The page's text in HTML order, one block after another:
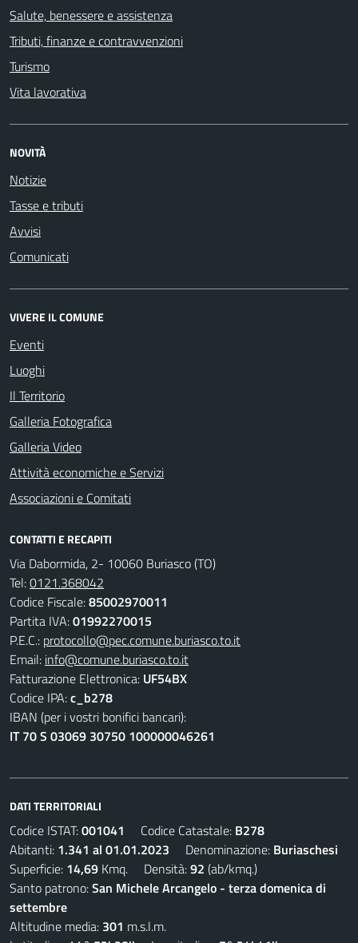
Salute, benessere e assistenza
Tributi, finanze e contravvenzioni
Turismo
Vita lavorativa
NOVITÀ
Notizie
Tasse e tributi
Avvisi
Comunicati
VIVERE IL COMUNE
Eventi
Luoghi
Il Territorio
Galleria Fotografica
Galleria Video
Attività economiche e Servizi
Associazioni e Comitati
CONTATTI E RECAPITI
Via Dabormida, 2- 10060 Buriasco (TO)
Tel:0121.368042
Codice Fiscale:85002970011
Partita IVA:01992270015
P.E.C.: protocollo@pec.comune.buriasco.to.it
Email: info@comune.buriasco.to.it
Fatturazione Elettronica: UF54BX
Codice IPA:c_b278
IBAN (per i vostri bonifici bancari):
IT 70 S 03069 30750 100000046261
DATI TERRITORIALI
Codice ISTAT:001041 Codice Catastale: B278
Abitanti: 1.341 al 01.01.2023 Denominazione: Buriaschesi
Superficie: 14,69 Kmq. Densità:92 (ab/kmq.)
Santo patrono:San Michele Arcangelo - terza domenica di
settembre
Altitudine media: 301 m.s.l.m.